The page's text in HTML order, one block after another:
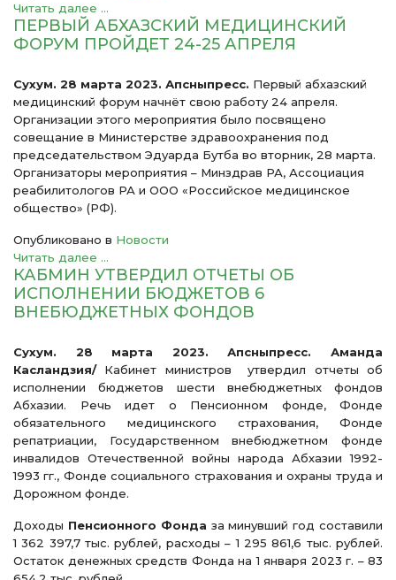
Читать далее ...
ПЕРВЫЙ АБХАЗСКИЙ МЕДИЦИНСКИЙ
ФОРУМ ПРОЙДЕТ 24-25 АПРЕЛЯ
Сухум. 28 марта 2023. Апсныпресс. Первый абхазский
медицинский форум начнёт свою работу 24 апреля.
Организации этого мероприятия было посвящено
совещание в Министерстве здравоохранения под
председательством Эдуарда Бутба во вторник, 28 марта.
Организаторы мероприятия – Минздрав РА, Ассоциация
реабилитологов РА и ООО «Российское медицинское
общество» (РФ).
Опубликовано в Новости
Читать далее ...
КАБМИН УТВЕРДИЛ ОТЧЕТЫ ОБ
ИСПОЛНЕНИИ БЮДЖЕТОВ 6
ВНЕБЮДЖЕТНЫХ ФОНДОВ
Сухум. 28 марта 2023. Апсныпресс. Аманда
Касландзия/Кабинет министров утвердил отчеты об
исполнении бюджетов шести внебюджетных фондов
Абхазии. Речь идет о Пенсионном фонде, Фонде
обязательного медицинского страхования, Фонде
репатриации, Государственном внебюджетном фонде
инвалидов Отечественной войны народа Абхазии 1992-
1993 гг., Фонде социального страхования и охраны труда и
Дорожном фонде.
Доходы Пенсионного Фонда за минувший год составили
1 362 397,7 тыс. рублей, расходы – 1 295 861,6 тыс. рублей.
Остаток денежных средств Фонда на 1 января 2023 г. – 83